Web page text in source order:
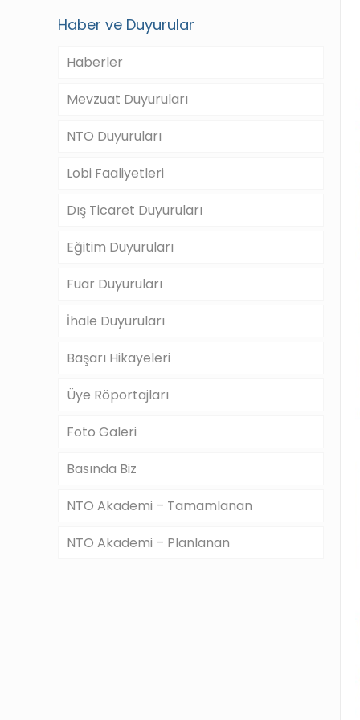
Haber ve Duyurular
Haberler
Mevzuat Duyuruları
NTO Duyuruları
Lobi Faaliyetleri
Dış Ticaret Duyuruları
Eğitim Duyuruları
Fuar Duyuruları
İhale Duyuruları
Başarı Hikayeleri
Üye Röportajları
Foto Galeri
Basında Biz
NTO Akademi – Tamamlanan
NTO Akademi – Planlanan